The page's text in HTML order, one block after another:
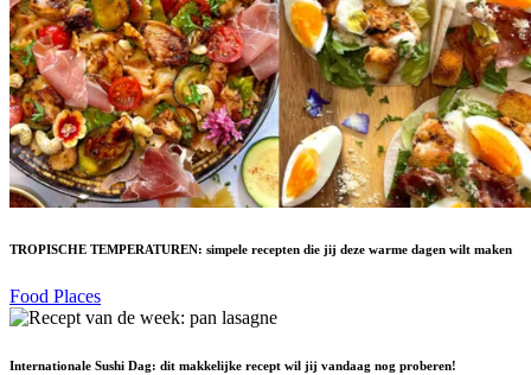
TROPISCHE TEMPERATUREN: simpele recepten die jij deze warme dagen wilt maken
Food Places
Internationale Sushi Dag: dit makkelijke recept wil jij vandaag nog proberen!